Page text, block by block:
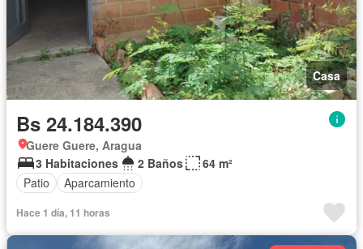
Casa
Bs 24.184.390
Guere Guere, Aragua
3 Habitaciones
2 Baños
64 m²
Patio
Aparcamiento
Hace 1 día, 11 horas